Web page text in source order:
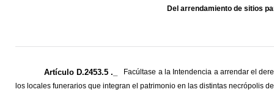
Del arrendamiento de sitios
Artículo D.2453.5 ._
Facúltase a la Intendencia a arrendar el
los locales funerarios que integran el patrimonio en las distintas necrópolis